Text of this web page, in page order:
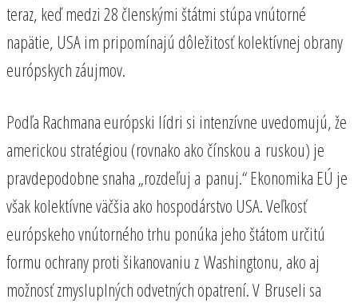
teraz, keď medzi 28 členskými štátmi stúpa vnútorné
napätie, USA im pripomínajú dôležitosť kolektívnej obrany
európskych záujmov.
Podľa Rachmana európski lídri si intenzívne uvedomujú, že
americkou stratégiou (rovnako ako čínskou a ruskou) je
pravdepodobne snaha „rozdeľuj a panuj.“ Ekonomika EÚ je
však kolektívne väčšia ako hospodárstvo USA. Veľkosť
európskeho vnútorného trhu ponúka jeho štátom určitú
formu ochrany proti šikanovaniu z Washingtonu, ako aj
možnosť zmysluplných odvetných opatrení. V Bruseli sa